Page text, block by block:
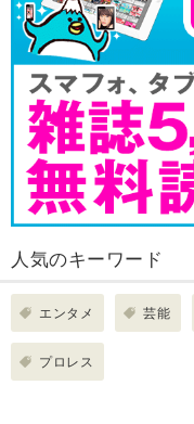
人気のキーワード
エンタメ 芸能
プロレス